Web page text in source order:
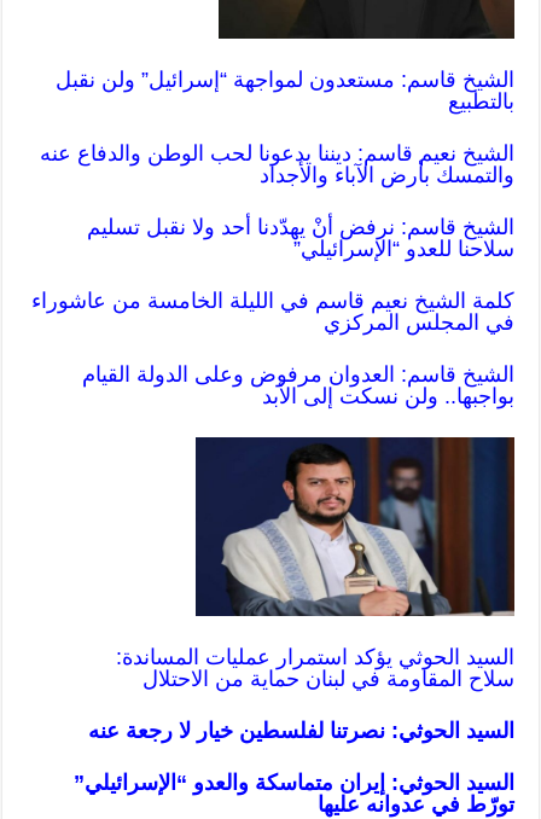
الشيخ قاسم: مستعدون لمواجهة “إسرائيل” ولن نقبل
بالتطبيع
الشيخ نعيم قاسم: ديننا يدعونا لحب الوطن والدفاع عنه
والتمسك بأرض ‏الآباء والأجداد
الشيخ قاسم: نرفض أنْ يهدّدنا أحد ولا نقبل تسليم
سلاحنا للعدو “الإسرائيلي”
كلمة الشيخ نعيم قاسم في الليلة الخامسة من عاشوراء
في المجلس المركزي
الشيخ قاسم: العدوان مرفوض وعلى الدولة القيام
بواجبها.. ولن نسكت إلى الأبد
السيد الحوثي يؤكد استمرار عمليات المساندة:
سلاح المقاومة في لبنان حماية من الاحتلال
السيد الحوثي: نصرتنا لفلسطين خيار لا رجعة عنه
السيد الحوثي: إيران متماسكة والعدو “الإسرائيلي”
تورّط في عدوانه عليها